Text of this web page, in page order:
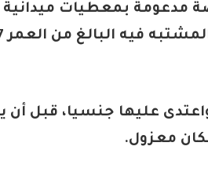
مدعومة بمعطيات
عليها جنسيا، قبل أن
معزول.